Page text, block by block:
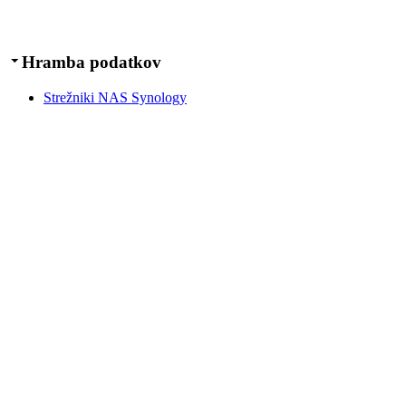
Hramba podatkov
Strežniki NAS Synology